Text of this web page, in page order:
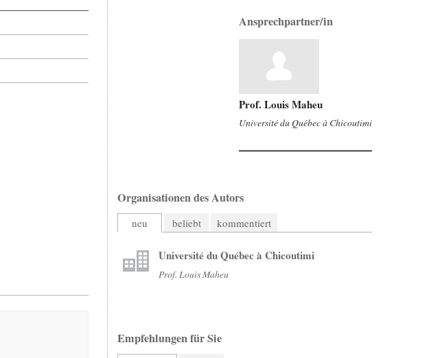
Ansprechpartner/in
Prof. Louis Maheu
Université du Québec à Chicoutimi
Organisationen des Autors
neu beliebt kommentiert
Université du Québec à Chicoutimi
Prof. Louis Maheu
Empfehlungen für Sie